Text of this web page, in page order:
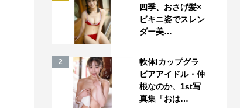
四季、おさげ髪×
ビキニ姿でスレン
ダー美…
2
軟体Iカップグラ
ビアアイドル・仲
根なのか、1st写
真集「おは…